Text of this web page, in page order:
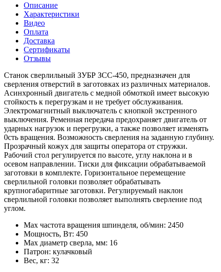
Описание
Характеристики
Видео
Оплата
Доставка
Сертификаты
Отзывы
Станок сверлильный ЗУБР ЗСС-450, предназначен для
сверления отверстий в заготовках из различных материалов.
Асинхронный двигатель с медной обмоткой имеет высокую
стойкость к перегрузкам и не требует обслуживания.
Электромагнитный выключатель с кнопкой экстренного
выключения. Ременная передача предохраняет двигатель от
ударных нагрузок и перегрузки, а также позволяет изменять
0сть вращения. Возможность сверления на заданную глубину.
Прозрачный кожух для защиты оператора от стружки.
Рабочий стол регулируется по высоте, углу наклона и в
осевом направлении. Тиски для фиксации обрабатываемой
заготовки в комплекте. Горизонтальное перемещение
сверлильной головки позволяет обрабатывать
крупногабаритные заготовки. Регулируемый наклон
сверлильной головки позволяет выполнять сверление под
углом.
Max частота вращения шпинделя, об/мин: 2450
Мощность, Вт: 450
Max диаметр сверла, мм: 16
Патрон: кулачковый
Вес, кг: 32